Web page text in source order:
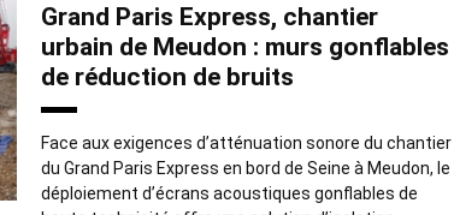
Grand Paris Express, chantier
urbain de Meudon : murs gonflables
de réduction de bruits
Face aux exigences d’atténuation sonore du chantier
du Grand Paris Express en bord de Seine à Meudon, le
déploiement d’écrans acoustiques gonflables de